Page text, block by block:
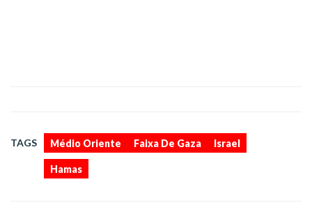
TAGS Médio Oriente Faixa De Gaza Israel
Hamas